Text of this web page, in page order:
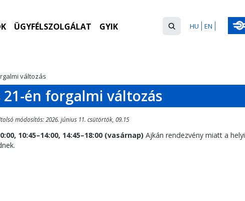
ÜGYFÉLSZOLGÁLAT GYIK EN
HU
Keresés
űrlap
Keresés
változás
én forgalmi változás
módosítás: 2026. június 11. csütörtök, 09.15
10:45–14:00, 14:45–18:00 (vasárnap) Ajkán rendezvény miatt a helyi